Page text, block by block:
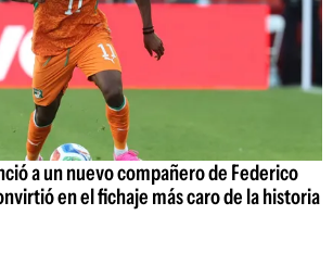
a un nuevo compañero de Federico
en el fichaje más caro de la historia